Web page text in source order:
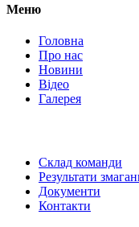
Меню
Головна
Про нас
Новини
Відео
Галерея
Склад команди
Результати
Документи
Контакти